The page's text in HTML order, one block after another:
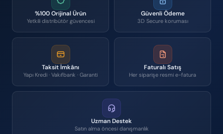
%100 Orijinal Ürün
Yetkili distribütör güvencesi
Güvenli Ödeme
3D Secure koruması
Taksit İmkânı
Yapı Kredi · Vakıfbank · Garanti
Faturalı Satış
Her siparişe resmi e-fatura
Uzman Destek
Satın alma öncesi danışmanlık